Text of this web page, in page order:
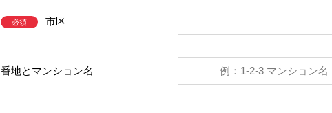
必須 市区
番地とマンション名